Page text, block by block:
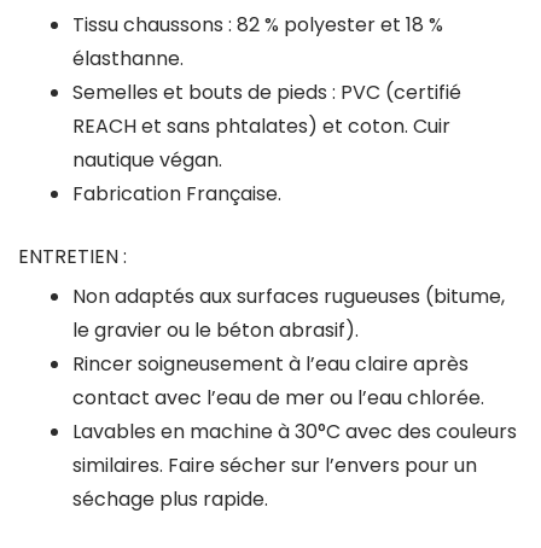
Tissu chaussons : 82 % polyester et 18 %
élasthanne.
Semelles et bouts de pieds : PVC (certifié
REACH et sans phtalates) et coton. Cuir
nautique végan.
Fabrication Française.
ENTRETIEN :
Non adaptés aux surfaces rugueuses (bitume,
le gravier ou le béton abrasif).
Rincer soigneusement à l’eau claire après
contact avec l’eau de mer ou l’eau chlorée.
Lavables en machine à 30°C avec des couleurs
similaires. Faire sécher sur l’envers pour un
séchage plus rapide.